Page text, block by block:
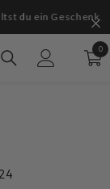
gratis dazu!
00